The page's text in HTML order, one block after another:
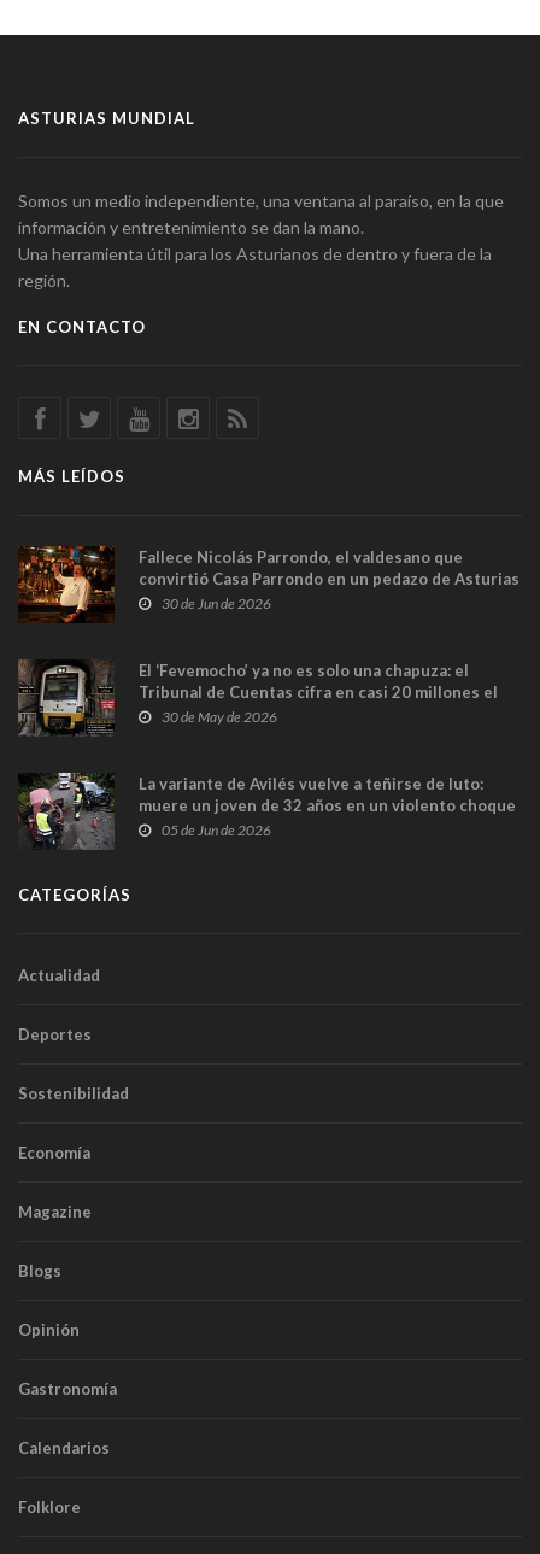
ASTURIAS MUNDIAL
Somos un medio independiente, una ventana al paraíso, en la que
información y entretenimiento se dan la mano.
Una herramienta útil para los Asturianos de dentro y fuera de la
región.
EN CONTACTO
MÁS LEÍDOS
Fallece Nicolás Parrondo, el valdesano que
convirtió Casa Parrondo en un pedazo de Asturias
en Madrid
30 de Jun de 2026
El ‘Fevemocho’ ya no es solo una chapuza: el
Tribunal de Cuentas cifra en casi 20 millones el
sobrecoste de los trenes que no cabían por los
30 de May de 2026
La variante de Avilés vuelve a teñirse de luto:
muere un joven de 32 años en un violento choque
frontal
05 de Jun de 2026
CATEGORÍAS
Actualidad
Deportes
Sostenibilidad
Economía
Magazine
Blogs
Opinión
Gastronomía
Calendarios
Folklore